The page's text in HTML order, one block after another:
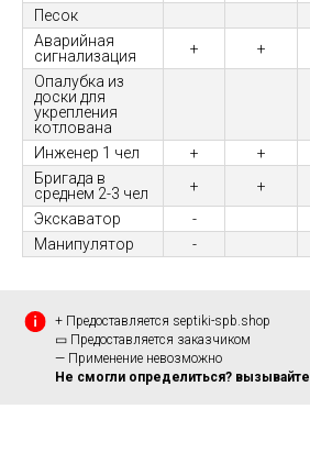
Песок
Аварийная
сигнализация
+ +
Опалубка из
доски для
укрепления
котлована
Инженер 1 чел
+ +
Бригада в
среднем 2-3 чел
+ +
Экскаватор
-
Манипулятор
-
+ Предоставляется septiki-spb.shop
▭ Предоставляется заказчиком
— Применение невозможно
Не смогли определиться? вызывайте